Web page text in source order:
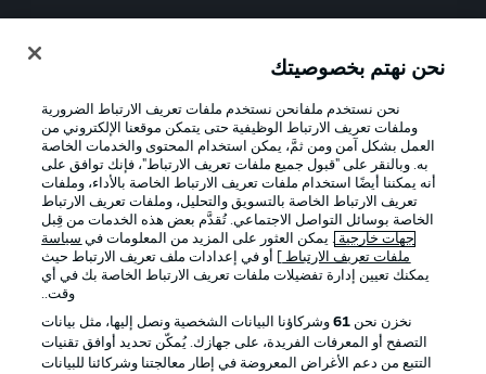
الإعلانات الإخطارات القانونية
شروط الاستخدام الوظائف
نحن نهتم بخصوصيتك
نحن نستخدم ملفانحن نستخدم ملفات تعريف الارتباط الضرورية
وملفات تعريف الارتباط الوظيفية حتى يتمكن موقعنا الإلكتروني من
العمل بشكل آمن ومن ثمَّ، يمكن استخدام المحتوى والخدمات الخاصة
به. وبالنقر على "قبول جميع ملفات تعريف الارتباط"، فإنك توافق على
أنه يمكننا أيضًا استخدام ملفات تعريف الارتباط الخاصة بالأداء، وملفات
تعريف الارتباط الخاصة بالتسويق والتحليل، وملفات تعريف الارتباط
الخاصة بوسائل التواصل الاجتماعي. تُقدَّم بعض هذه الخدمات من قِبل
جهات خارجية . يمكن العثور على المزيد من المعلومات في سياسة
ملفات تعريف الارتباط
] أو في إعدادات ملف تعريف الارتباط حيث
يمكنك تعيين إدارة تفضيلات ملفات تعريف الارتباط الخاصة بك في أي
وقت..
نخزن نحن 61وشركاؤنا البيانات الشخصية ونصل إليها، مثل بيانات
التصفح أو المعرفات الفريدة، على جهازك. يُمكّن تحديد أوافق تقنيات
التتبع من دعم الأغراض المعروضة في إطار معالجتنا وشركائنا للبيانات